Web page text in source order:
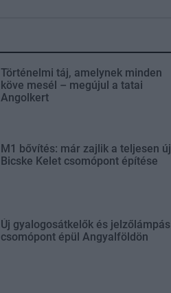
Történelmi táj, amelynek minden
köve mesél – megújul a tatai
Angolkert
M1 bővítés: már zajlik a teljesen új
Bicske Kelet csomópont építése
Új gyalogosátkelők és jelzőlámpás
csomópont épül Angyalföldön